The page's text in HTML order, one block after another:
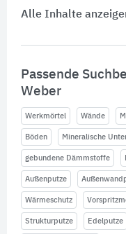
Alle Inhalte
Passende
Weber
Werkmörtel Wände
Böden Mineralische
gebundene Dämmstoffe
Außenputze
Wärmeschutz
Strukturputze Edelputze